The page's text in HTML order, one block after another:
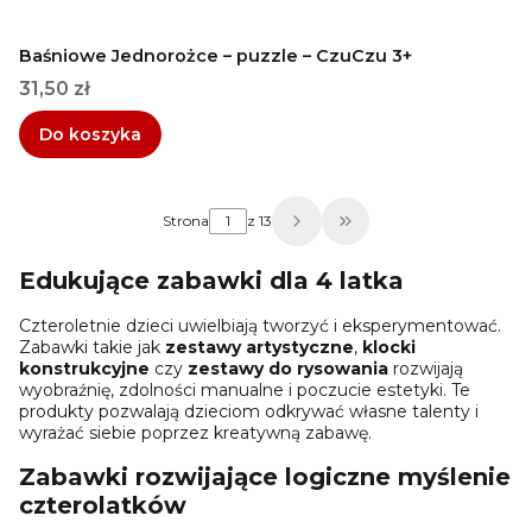
Baśniowe Jednorożce – puzzle – CzuCzu 3+
Cena
31,50 zł
Do koszyka
Strona z 13 Przejdź do ostatniej
Edukujące zabawki dla 4 latka
Czteroletnie dzieci uwielbiają tworzyć i eksperymentować.
Zabawki takie jak zestawy artystyczne, klocki
konstrukcyjne czy zestawy do rysowania rozwijają
wyobraźnię, zdolności manualne i poczucie estetyki. Te
produkty pozwalają dzieciom odkrywać własne talenty i
wyrażać siebie poprzez kreatywną zabawę.
Zabawki rozwijające logiczne myślenie
czterolatków